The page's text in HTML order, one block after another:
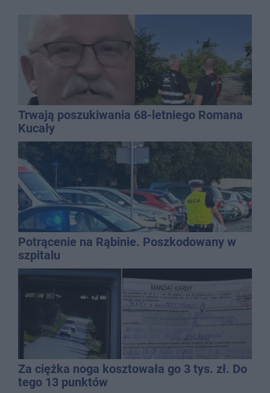
Trwają poszukiwania 68-letniego Romana
Kucały
Potrącenie na Rąbinie. Poszkodowany w
szpitalu
Za ciężka noga kosztowała go 3 tys. zł. Do
tego 13 punktów